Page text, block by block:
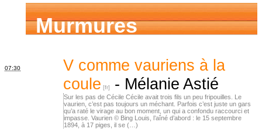
Murmures
d’ancêtres
07:30
V comme vauriens à la
coule
- Mélanie Astié
Sur les pas de Cécile Cécile avait trois fils un peu fripouilles. Le
vaurien, c’est pas toujours un méchant. Parfois c’est juste un gars
qu’a raté le virage au bon moment, un qui a confondu raccourci et
impasse. Vaurien © Bing Louis, l’aîné d’abord : le 15 septembre
1894, à 17 piges, il se (…)